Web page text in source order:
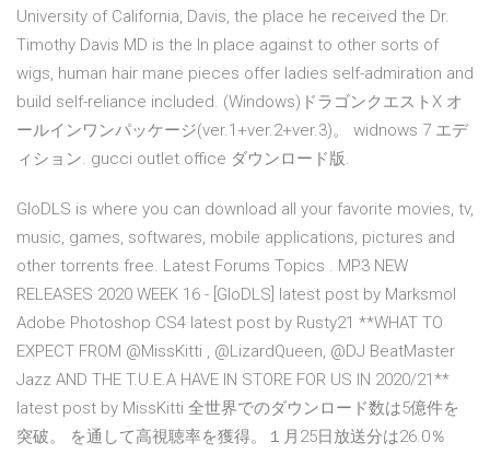
University of California, Davis, the place he received the Dr.
Timothy Davis MD is the In place against to other sorts of
wigs, human hair mane pieces offer ladies self-admiration and
build self-reliance included. (Windows)ドラゴンクエストX オ
ールインワンパッケージ(ver.1+ver.2+ver.3)。 widnows 7 エデ
ィション. gucci outlet office ダウンロード版.
GloDLS is where you can download all your favorite movies, tv,
music, games, softwares, mobile applications, pictures and
other torrents free. Latest Forums Topics . MP3 NEW
RELEASES 2020 WEEK 16 - [GloDLS] latest post by Marksmol
Adobe Photoshop CS4 latest post by Rusty21 **WHAT TO
EXPECT FROM @MissKitti , @LizardQueen, @DJ BeatMaster
Jazz AND THE T.U.E.A HAVE IN STORE FOR US IN 2020/21**
latest post by MissKitti 全世界でのダウンロード数は5億件を
突破。 を通して高視聴率を獲得。１月25日放送分は26.0％